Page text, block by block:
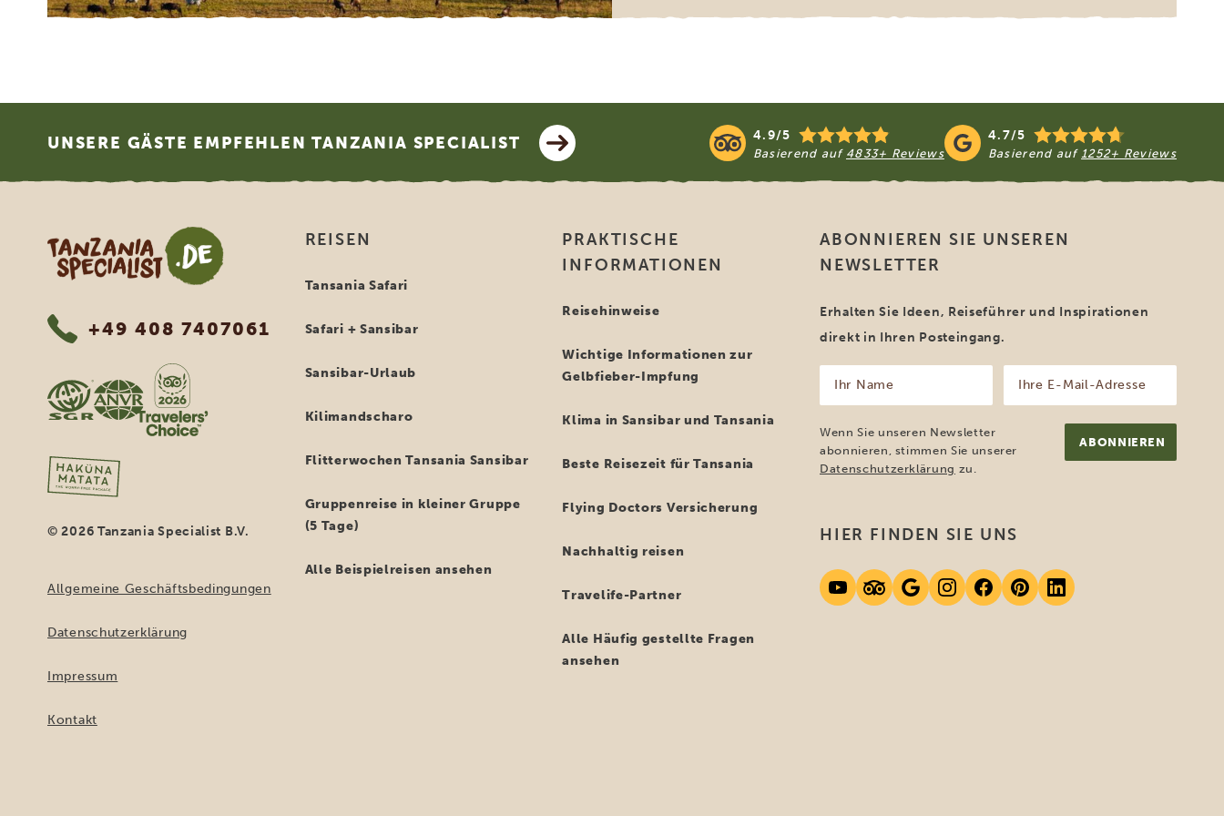
UNSERE GÄSTE EMPFEHLEN TANZANIA SPECIALIST 4.9/5
Basierend auf 4833+ Reviews
4.7/5
Basierend auf 1252+ Reviews
Tanzania Specialist
+49 408 7407061
© 2026 Tanzania Specialist B.V.
Allgemeine Geschäftsbedingungen
Datenschutzerklärung
Impressum
Kontakt
REISEN
Tansania Safari
Safari + Sansibar
Sansibar-Urlaub
Kilimandscharo
Flitterwochen Tansania Sansibar
Gruppenreise in kleiner Gruppe
(5 Tage)
Alle Beispielreisen ansehen
PRAKTISCHE
INFORMATIONEN
Reisehinweise
Wichtige Informationen zur
Gelbfieber-Impfung
Klima in Sansibar und Tansania
Beste Reisezeit für Tansania
Flying Doctors Versicherung
Nachhaltig reisen
Travelife-Partner
Alle Häufig gestellte Fragen
ansehen
ABONNIEREN SIE UNSEREN
NEWSLETTER
Erhalten Sie Ideen, Reiseführer und Inspirationen
direkt in Ihren Posteingang.
Name
(erforderlich)
Mail-
(erforderlich)
Wenn Sie unseren Newsletter
abonnieren, stimmen Sie unserer
Datenschutzerklärung zu.
HIER FINDEN SIE UNS